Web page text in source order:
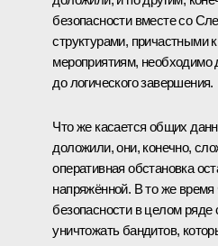
безопасности вместе со
структурами, причастными
мероприятиям, необходимо
до логического завершения.
Что же касается общих
доложили, они, конечно,
оперативная обстановка
напряжённой. В то же
безопасности в целом ряде
уничтожать бандитов,